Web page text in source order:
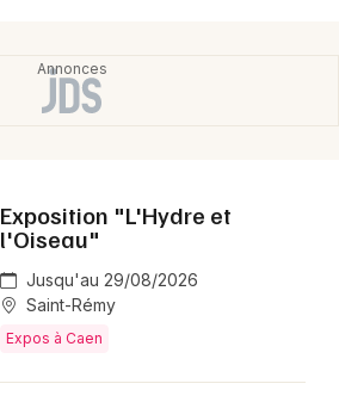
Exposition "L'Hydre et
l'Oiseau"
Jusqu'au 29/08/2026
Saint-Rémy
Expos à Caen